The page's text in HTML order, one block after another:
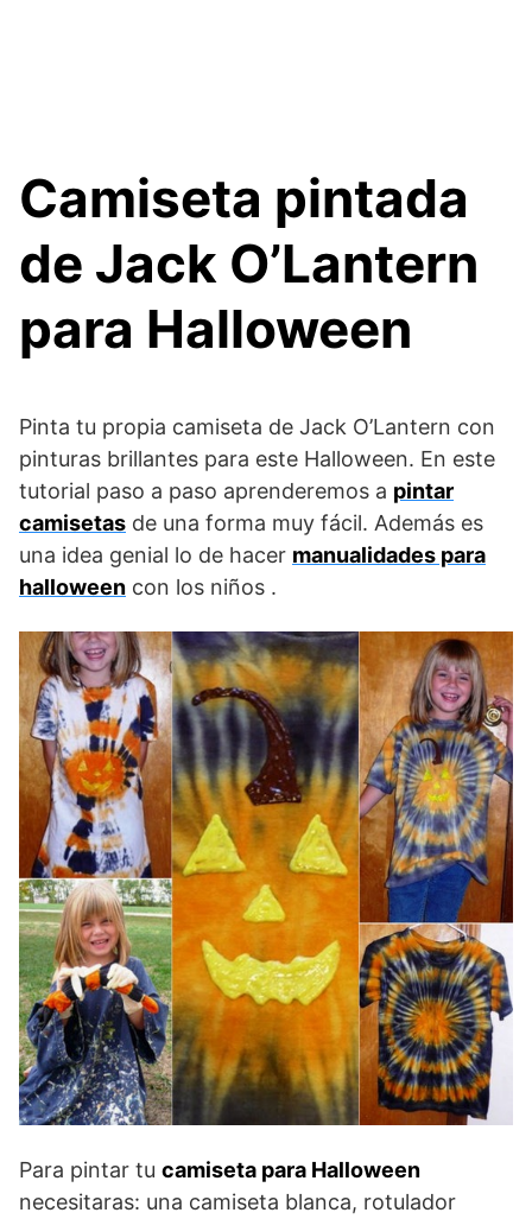
Camiseta pintada
de Jack O’Lantern
para Halloween
Pinta tu propia camiseta de Jack O’Lantern con
pinturas brillantes para este Halloween. En este
tutorial paso a paso aprenderemos a pintar
camisetas de una forma muy fácil. Además es
una idea genial lo de hacer manualidades para
halloween con los niños .
Para pintar tu camiseta para Halloween
necesitaras: una camiseta blanca, rotulador